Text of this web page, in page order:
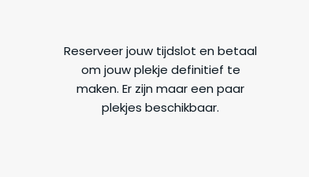
Reserveer jouw tijdslot en betaal
om jouw plekje definitief te
maken. Er zijn maar een paar
plekjes beschikbaar.